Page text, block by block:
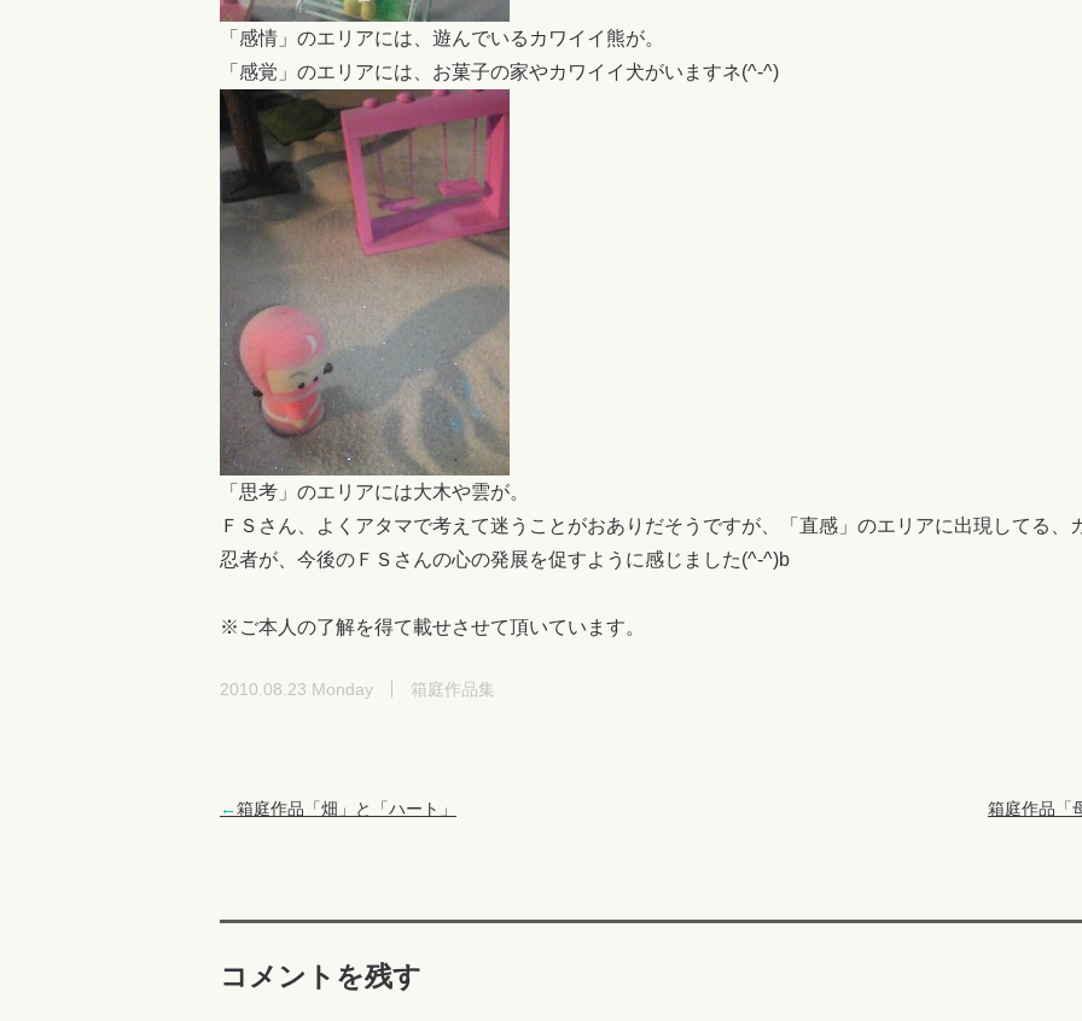
「感情」のエリアには、遊んでいるカワイイ熊が。
「感覚」のエリアには、お菓子の家やカワイイ犬がいますネ(^-^)
「思考」のエリアには大木や雲が。
ＦＳさん、よくアタマで考えて迷うことがおありだそうですが、「直感」のエリアに出現してる、
忍者が、今後のＦＳさんの心の発展を促すように感じました(^-^)b
※ご本人の了解を得て載せさせて頂いています。
2010.08.23 Monday 箱庭作品集
←箱庭作品「畑」と「ハート」 箱庭作品「
コメントを残す